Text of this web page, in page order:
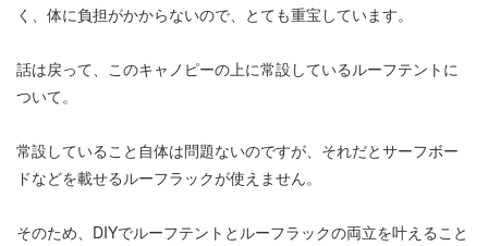
く、体に負担がかからないので、とても重宝しています。
話は戻って、このキャノピーの上に常設しているルーフテントに
ついて。
常設していること自体は問題ないのですが、それだとサーフボー
ドなどを載せるルーフラックが使えません。
そのため、DIYでルーフテントとルーフラックの両立を叶えること